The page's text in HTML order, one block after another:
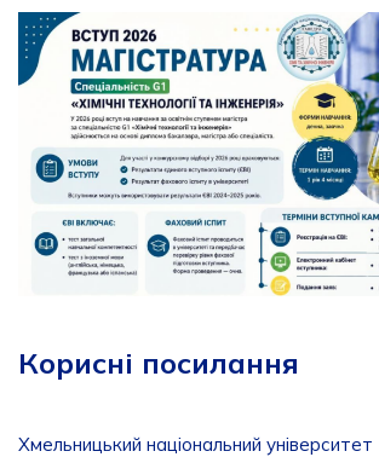
Корисні посилання
Хмельницький національний університет